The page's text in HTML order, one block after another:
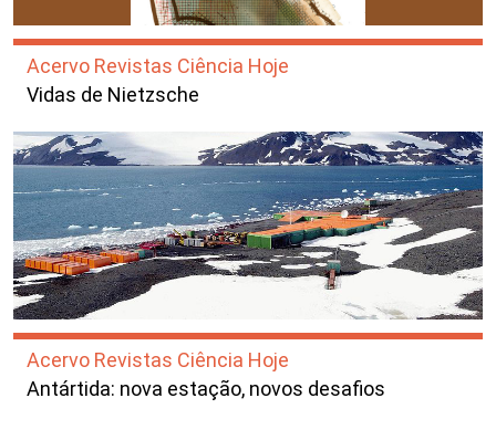
Acervo Revistas Ciência Hoje
Vidas de Nietzsche
Acervo Revistas Ciência Hoje
Antártida: nova estação, novos desafios